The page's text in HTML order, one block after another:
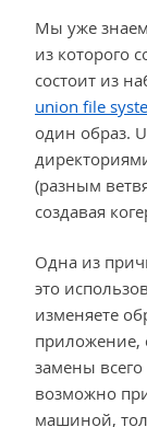
Мы уже
из которого
состоит из
union file
один образ.
(разным
создавая
Одна из
это
изменяете
приложение,
замены
возможно
машиной,